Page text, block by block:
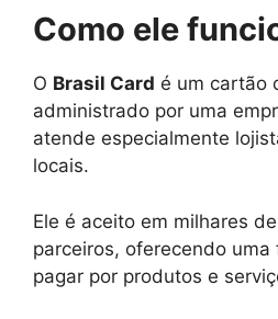
Como ele
O Brasil Card é um cartão
administrado por uma
atende especialmente
locais.
Ele é aceito em milhares
parceiros, oferecendo
pagar por produtos e